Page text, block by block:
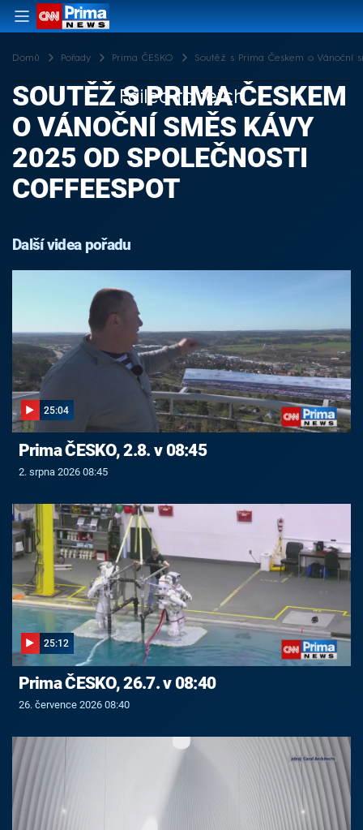
Domů Pořady Prima ČESKO Soutěž s Prima Českem o Vánoční
Failed to fetch
SOUTĚŽ S PRIMA ČESKEM
O VÁNOČNÍ SMĚS KÁVY
2025 OD SPOLEČNOSTI
COFFEESPOT
Další videa pořadu
25:04
Prima ČESKO, 2.8. v 08:45
2. srpna 2026 08:45
25:12
Prima ČESKO, 26.7. v 08:40
26. července 2026 08:40